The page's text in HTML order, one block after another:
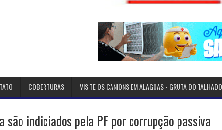
COBERTURAS VISITE OS CANIONS EM ALAGOAS - GRUTA DO TALHADO
são indiciados pela PF por corrupção passiva